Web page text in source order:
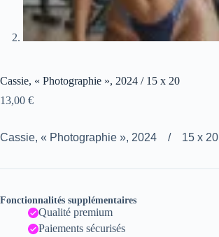
Cassie, « Photographie », 2024 / 15 x 20
13,00 €
Cassie, « Photographie », 2024 / 15 x 20
Fonctionnalités supplémentaires
Qualité premium
Paiements sécurisés